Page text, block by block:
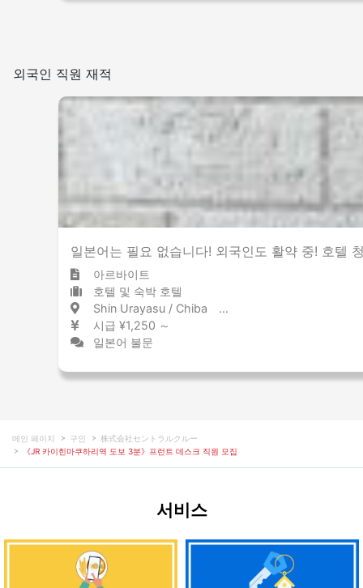
외국인 직원 재적
일본어는 필요 없습니다! 외국인도 활약 중! 호텔
아르바이트
호텔 및 숙박 호텔
Shin Urayasu / Chiba 新浦安 / 千葉県
시급 ¥1,250 ～
일본어 불문
메인 페이지 구인
株式会社セントラルクルー
《JR 카이힌마쿠하리역 도보 3분》프런트 데스크 직원 모집
서비스